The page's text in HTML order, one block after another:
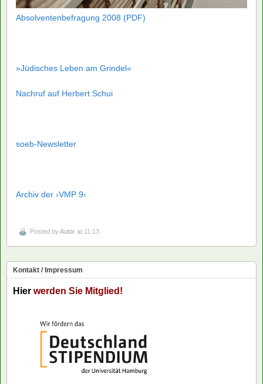
Absolventenbefragung 2008 (PDF)
»Jüdisches Leben am Grindel«
Nachruf auf Herbert Schui
soeb-Newsletter
Archiv der ›VMP 9‹
Posted byAutor at 11:13
Kontakt / Impressum
Hier werden Sie Mitglied!